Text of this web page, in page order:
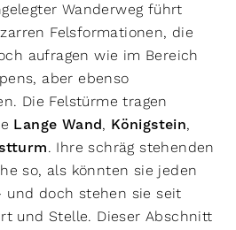
Wanderweg führt
Felsformationen, die
aufragen wie im Bereich
aber ebenso
Die Felstürme tragen
Lange Wand, Königstein,
. Ihre schräg stehenden
so, als könnten sie jeden
und doch stehen sie seit
und Stelle. Dieser Abschnitt